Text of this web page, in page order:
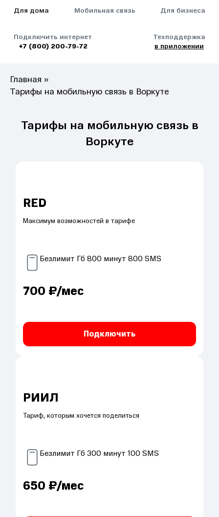
Для дома Мобильная связь Для бизнеса
Подключить интернет
+7 (800) 200-79-72
Техподдержка
в приложении
Главная »
Тарифы на мобильную связь в Воркуте
Тарифы на мобильную связь в
Воркуте
RED
Максимум возможностей в тарифе
Безлимит Гб 800 минут 800SMS
700 ₽/мес
Подключить
РИИЛ
Тариф, которым хочется поделиться
Безлимит Гб 300 минут 100SMS
650 ₽/мес